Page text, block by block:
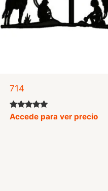
714
Valorado
con
Accede para ver precio